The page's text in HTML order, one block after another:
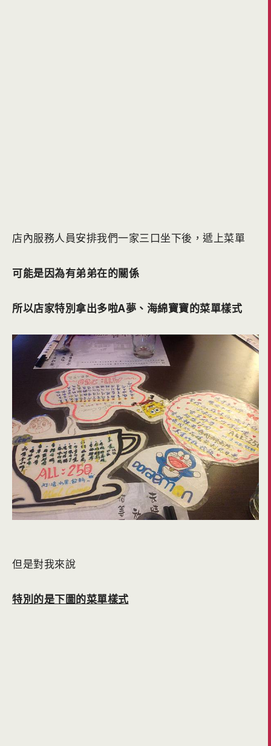
店內服務人員安排我們一家三口坐下後，遞上菜單
可能是因為有弟弟在的關係
所以店家特別拿出多啦A夢、海綿寶寶的菜單樣式
但是對我來說
特別的是下圖的菜單樣式